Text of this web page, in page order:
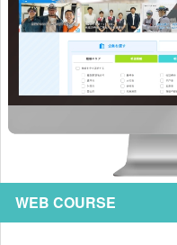
WEB COURSE